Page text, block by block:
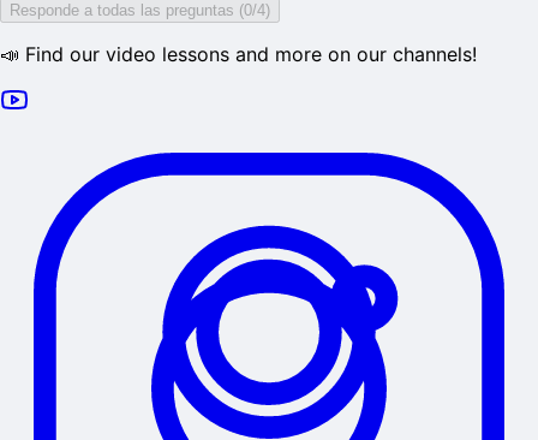
Responde a todas las preguntas (0/4)
📣 Find our video lessons and more on our channels!